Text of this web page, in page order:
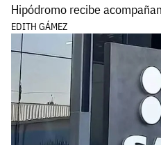
Hipódromo recibe
EDITH GÁMEZ